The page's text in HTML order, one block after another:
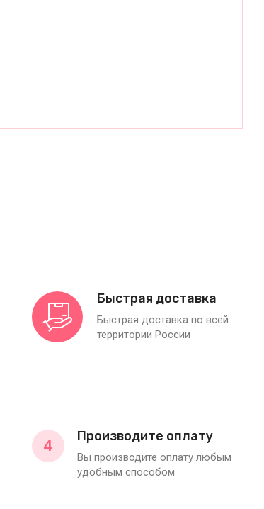
Быстрая доставка
Быстрая доставка по всей
территории России
4
Производите оплату
Вы производите оплату любым
удобным способом